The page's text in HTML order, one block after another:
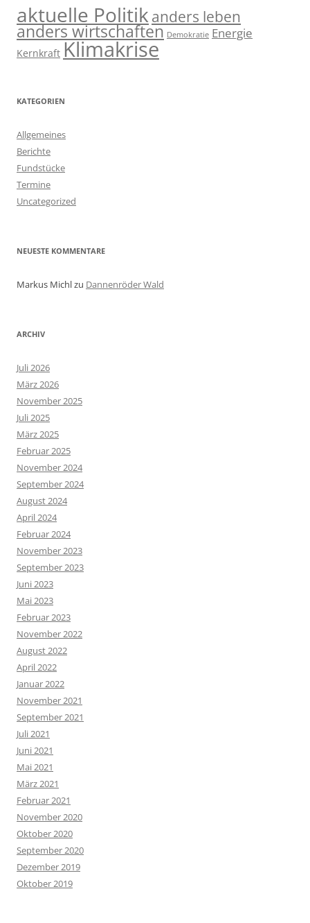
aktuelle Politik anders leben
anders wirtschaften Demokratie Energie
Kernkraft Klimakrise
KATEGORIEN
Allgemeines
Berichte
Fundstücke
Termine
Uncategorized
NEUESTE KOMMENTARE
Markus Michlzu Dannenröder Wald
ARCHIV
Juli 2026
März 2026
November 2025
Juli 2025
März 2025
Februar 2025
November 2024
September 2024
August 2024
April 2024
Februar 2024
November 2023
September 2023
Juni 2023
Mai 2023
Februar 2023
November 2022
August 2022
April 2022
Januar 2022
November 2021
September 2021
Juli 2021
Juni 2021
Mai 2021
März 2021
Februar 2021
November 2020
Oktober 2020
September 2020
Dezember 2019
Oktober 2019